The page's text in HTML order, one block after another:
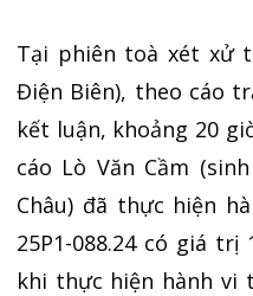
Tại phiên toà xét xử
Điện Biên), theo cáo
kết luận, khoảng 20
cáo Lò Văn Cầm
Châu) đã thực hiện
25P1-088.24 có giá trị
khi thực hiện hành vi